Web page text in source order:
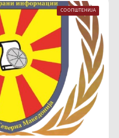
СООПШТЕНИЈА